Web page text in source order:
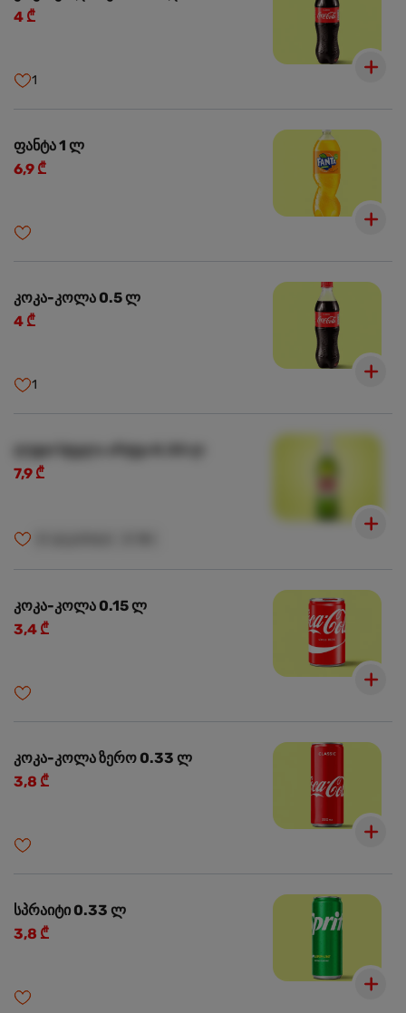
4 ₾
1
ფანტა 1 ლ
6,9 ₾
კოკა-კოლა 0.5 ლ
4 ₾
1
ლუდი სტელა არტუა 0.33 ლ
7,9 ₾
კოკა-კოლა 0.15 ლ
3,4 ₾
კოკა-კოლა ზერო 0.33 ლ
3,8 ₾
სპრაიტი 0.33 ლ
3,8 ₾